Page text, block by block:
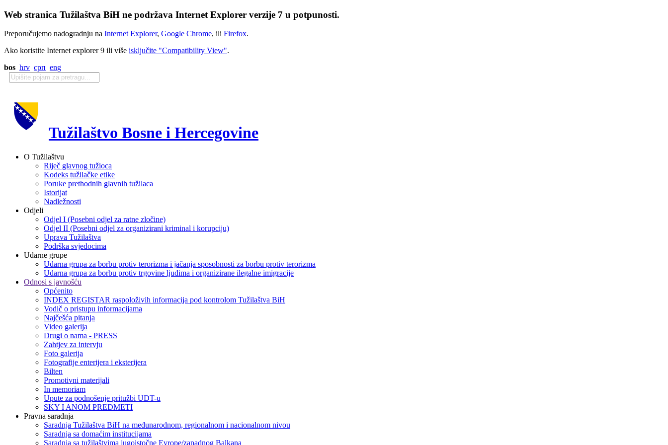
Web stranica Tužilaštva BiH ne podržava Internet Explorer verzije 7 u potpunosti.
Preporučujemo nadogradnju na Internet Explorer, Google Chrome, ili Firefox.
Ako koristite Internet explorer 9 ili više isključite "Compatibility View".
bos hrv срп eng
Tužilaštvo Bosne i Hercegovine
O Tužilaštvu
Riječ glavnog tužioca
Kodeks tužilačke etike
Poruke prethodnih glavnih tužilaca
Istorijat
Nadležnosti
Odjeli
Odjel I (Posebni odjel za ratne zločine)
Odjel II (Posebni odjel za organizirani kriminal i korupciju)
Uprava Tužilaštva
Podrška svjedocima
Udarne grupe
Udarna grupa za borbu protiv terorizma i jačanja sposobnosti za borbu protiv terorizma
Udarna grupa za borbu protiv trgovine ljudima i organizirane ilegalne imigracije
Odnosi s javnošću
Općenito
INDEX REGISTAR raspoloživih informacija pod kontrolom Tužilaštva BiH
Vodič o pristupu informacijama
Najčešća pitanja
Video galerija
Drugi o nama - PRESS
Zahtjev za intervju
Foto galerija
Fotografije enterijera i eksterijera
Bilten
Promotivni materijali
In memoriam
Upute za podnošenje pritužbi UDT-u
SKY I ANOM PREDMETI
Pravna saradnja
Saradnja Tužilaštva BiH na međunarodnom, regionalnom i nacionalnom nivou
Saradnja sa domaćim institucijama
Saradnja sa tužilaštvima jugoistočne Evrope/zapadnog Balkana